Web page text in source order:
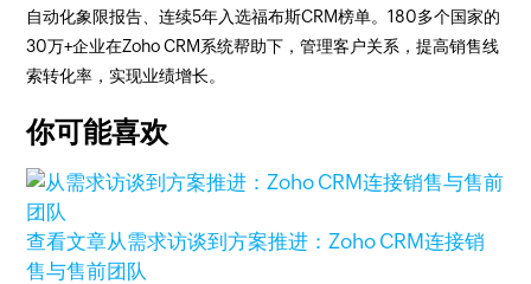
自动化象限报告、连续5年入选福布斯CRM榜单。180多个国家的
30万+企业在Zoho CRM系统帮助下，管理客户关系，提高销售线
索转化率，实现业绩增长。
你可能喜欢
查看文章从需求访谈到方案推进：Zoho CRM连接销
售与售前团队